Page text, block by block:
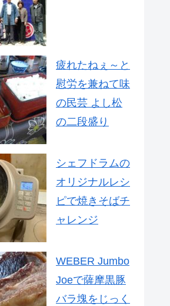
疲れたねぇ～と
慰労を兼ねて味
の民芸 よし松
の二段盛り
シェフドラムの
オリジナルレシ
ピで焼きそばチ
ャレンジ
WEBER Jumbo
Joeで薩摩黒豚
バラ塊をじっく